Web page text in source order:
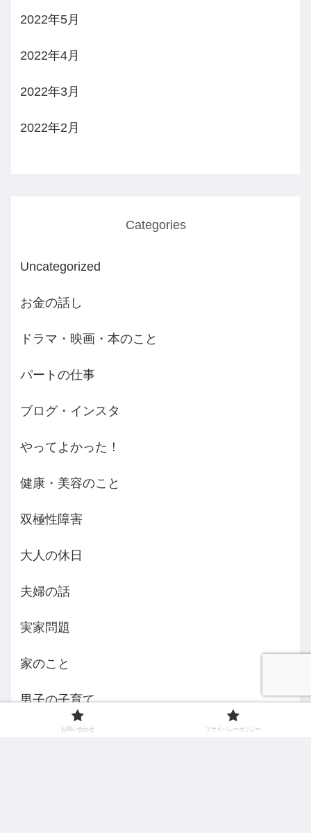
2022年5月
2022年4月
2022年3月
2022年2月
Categories
Uncategorized
お金の話し
ドラマ・映画・本のこと
パートの仕事
ブログ・インスタ
やってよかった！
健康・美容のこと
双極性障害
大人の休日
夫婦の話
実家問題
家のこと
男子の子育て
義母さま
お問い合わせ プライバシーポリシー